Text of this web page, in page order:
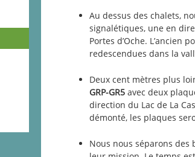
Au dessus des chalets,
signalétiques, une en
Portes d’Oche. L’ancien
redescendues dans la
Deux cent mètres plus
GRP-GR5 avec deux
direction du Lac de La
démonté, les plaques
Nous nous séparons des